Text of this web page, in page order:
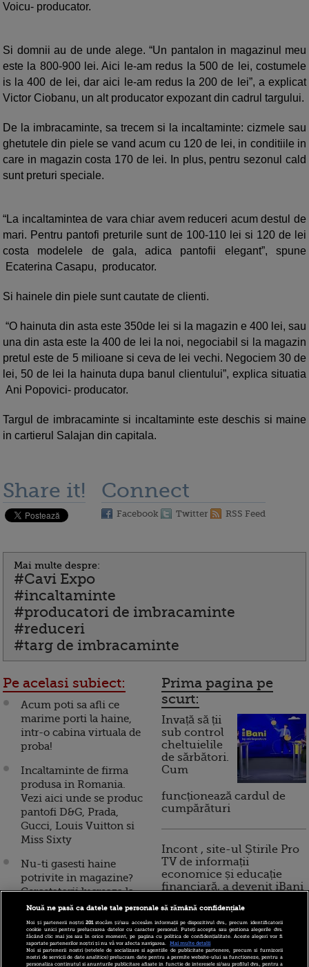
Voicu- producator.
Si domnii au de unde alege. “Un pantalon in magazinul meu
este la 800-900 lei. Aici le-am redus la 500 de lei, costumele
is la 400 de lei, dar aici le-am redus la 200 de lei”, a explicat
Victor Ciobanu, un alt producator expozant din cadrul targului.
De la imbracaminte, sa trecem si la incaltaminte: cizmele sau
ghetutele din piele se vand acum cu 120 de lei, in conditiile in
care in magazin costa 170 de lei. In plus, pentru sezonul cald
sunt preturi speciale.
“La incaltamintea de vara chiar avem reduceri acum destul de
mari. Pentru pantofi preturile sunt de 100-110 lei si 120 de lei
costa modelele de gala, adica pantofii elegant”, spune
Ecaterina Casapu, producator.
Si hainele din piele sunt cautate de clienti.
“O hainuta din asta este 350de lei si la magazin e 400 lei, sau
una din asta este la 400 de lei la noi, negociabil si la magazin
pretul este de 5 milioane si ceva de lei vechi. Negociem 30 de
lei, 50 de lei la hainuta dupa banul clientului”, explica situatia
Ani Popovici- producator.
Targul de imbracaminte si incaltaminte este deschis si maine
in cartierul Salajan din capitala.
Share it! Connect
Facebook Twitter RSS Feed
Mai multe despre:
#Cavi Expo
#incaltaminte
#producatori de imbracaminte
#reduceri
#targ de imbracaminte
Pe acelasi subiect:
Acum poti sa afli ce
marime porti la haine,
intr-o cabina virtuala de
proba!
Incaltaminte de firma
produsa in Romania.
Vezi aici unde se produc
pantofi D&G, Prada,
Gucci, Louis Vuitton si
Miss Sixty
Nu-ti gasesti haine
potrivite in magazine?
Cercetatorii lucreaza la
asta si refac masurile
standard!
Cum poti sa-ti cumperi
haine de firma la bani
Prima pagina pe
scurt:
Invață să ții
sub control
cheltuielile
de sărbători.
Cum
funcționează cardul de
cumpărături
Incont , site-ul Știrile Pro
TV de informații
economice și educație
financiară, a devenit iBani
10 reguli pentru decizii
financiare inteligente
Nouă ne pasă ca datele tale personale să rămână confidențiale
Noi și partenerii noștri201stocăm și/sau accesăm informații pe dispozitivul dvs., precum identificatorii
cookie unici pentru prelucrarea datelor cu caracter personal. Puteți accepta sau gestiona alegerile dvs.
făcând clic mai jos sau în orice moment, pe pagina cu politica de confidențialitate. Aceste alegeri vor fi
raportate partenerilor noștri și nu vă vor afecta navigarea.
Mai multe detalii
Noi si partenerii nostri (retelele de socializare si agentiile de publicitate partenere, precum si furnizorii
nostri de servicii de date analitice) prelucram date pentru a permite website-ului sa functioneze, pentru a
personaliza continutul si anunturile publicitare afisate in functie de interesele si/sau profilul dvs., pentru a